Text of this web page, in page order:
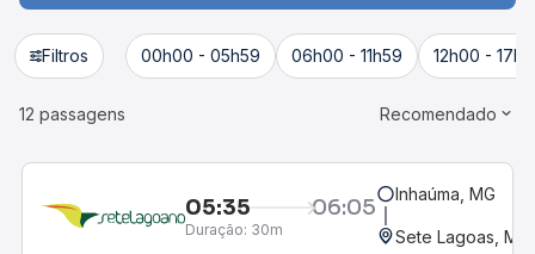
Filtros 00h00 - 05h59 06h00 - 11h59 12h00 -
12 passagens Recomendado
05:35 06:05
Duração: 30m
Inhaúma, MG
Sete Lagoas,